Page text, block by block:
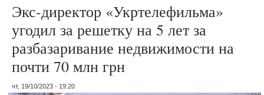
Экс-директор «Укртелефильма»
угодил за решетку на 5 лет за
разбазаривание недвижимости на
почти 70 млн грн
чт, 19/10/2023 - 19:20